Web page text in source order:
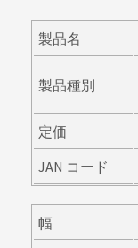
製品名
製品種別
定価
JAN コード
幅